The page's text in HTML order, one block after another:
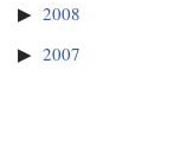
2008
2007